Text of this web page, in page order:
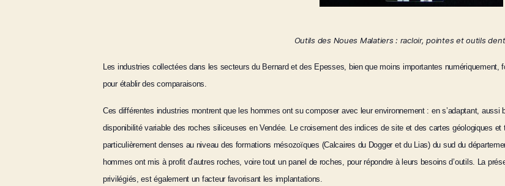
Outils des Noues Malatiers : racloir, pointes et outils
Les industries collectées dans les secteurs du Bernard et des Epesses, bien que moins importantes
pour établir des comparaisons.
Ces différentes industries montrent que les hommes ont su composer avec leur environnement : en s’adaptant, aussi
disponibilité variable des roches siliceuses en Vendée. Le croisement des indices de site et des cartes géologiques
particulièrement denses au niveau des formations mésozoïques (Calcaires du Dogger et du Lias) du sud du
hommes ont mis à profit d’autres roches, voire tout un panel de roches, pour répondre à leurs besoins d’outils. La
privilégiés, est également un facteur favorisant les implantations.